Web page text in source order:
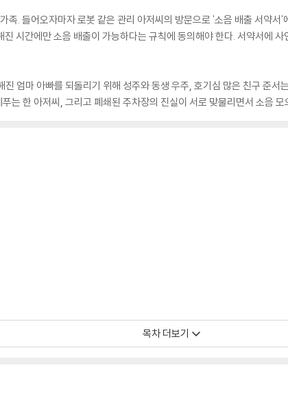
족. 들어오자마자 로봇 같은 관리 아저씨의 방문으로 '소음 배출 서약서
시간에만 소음 배출이 가능하다는 규칙에 동의해야 한다. 서약서에
엄마 아빠를 되돌리기 위해 성주와 동생 우주, 호기심 많은 친구 준서
는 한 아저씨, 그리고 폐쇄된 주차장의 진실이 서로 맞물리면서 소음
목차 더보기